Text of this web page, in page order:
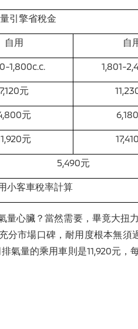
引擎省稅金
自用 自
1,800c.c. 1,801-
7,120元
元
元
5,490元
小客車稅率計算
量心臟？當然需要，畢竟大扭
分市場口碑，耐用度根本無
氣量的乘用車則是11,920元